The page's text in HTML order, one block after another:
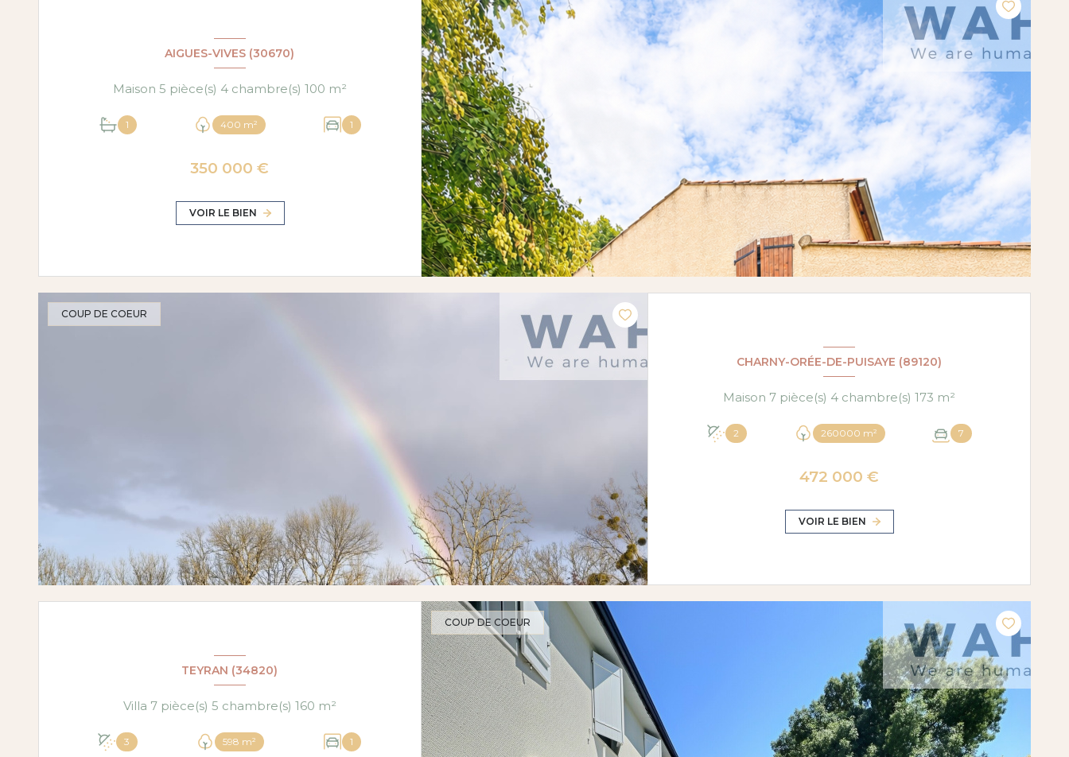
AIGUES-VIVES (30670)
Maison 5 pièce(s) 4 chambre(s) 100 m²
1 400 m² 1
350 000 €
VOIR LE BIEN
COUP DE COEUR
CHARNY-ORÉE-DE-PUISAYE (89120)
Maison 7 pièce(s) 4 chambre(s) 173 m²
2 260000 m² 7
472 000 €
VOIR LE BIEN
COUP DE COEUR
TEYRAN (34820)
Villa 7 pièce(s) 5 chambre(s) 160 m²
3 598 m² 1